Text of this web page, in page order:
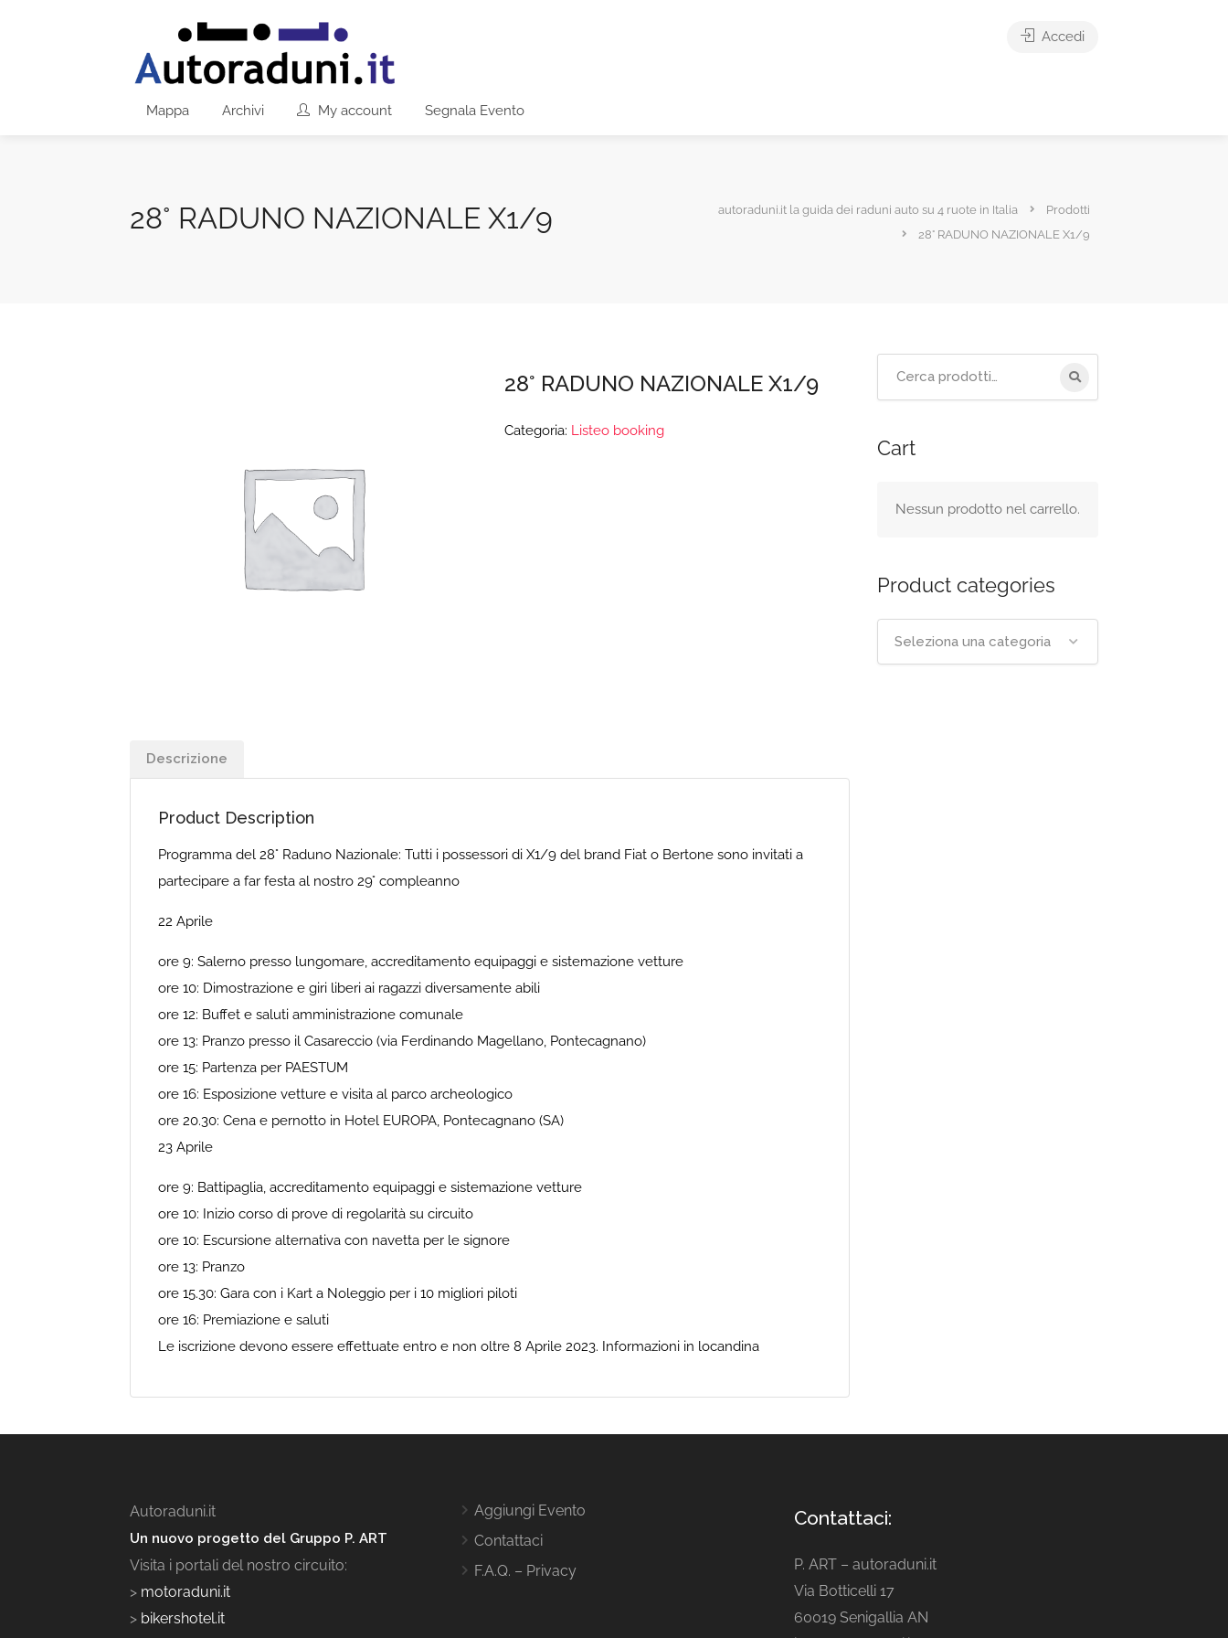
Mappa Archivi My account Segnala Evento
Accedi
28° RADUNO NAZIONALE X1/9 autoraduni.it la guida dei raduni auto su 4 ruote in Italia
Prodotti
28° RADUNO NAZIONALE X1/9
28° RADUNO NAZIONALE X1/9
Categoria: Listeo booking
Descrizione
Product Description
Programma del 28° Raduno Nazionale: Tutti i possessori di X1/9 del brand Fiat o Bertone sono invitati a
partecipare a far festa al nostro 29° compleanno
22 Aprile
ore 9: Salerno presso lungomare, accreditamento equipaggi e sistemazione vetture
ore 10: Dimostrazione e giri liberi ai ragazzi diversamente abili
ore 12: Buffet e saluti amministrazione comunale
ore 13: Pranzo presso il Casareccio (via Ferdinando Magellano, Pontecagnano)
ore 15: Partenza per PAESTUM
ore 16: Esposizione vetture e visita al parco archeologico
ore 20.30: Cena e pernotto in Hotel EUROPA, Pontecagnano (SA)
23 Aprile
ore 9: Battipaglia, accreditamento equipaggi e sistemazione vetture
ore 10: Inizio corso di prove di regolarità su circuito
ore 10: Escursione alternativa con navetta per le signore
ore 13: Pranzo
ore 15.30: Gara con i Kart a Noleggio per i 10 migliori piloti
ore 16: Premiazione e saluti
Le iscrizione devono essere effettuate entro e non oltre 8 Aprile 2023. Informazioni in locandina
Cart
Nessun prodotto nel carrello.
Product categories
Seleziona una categoria
Autoraduni.it
Un nuovo progetto del Gruppo P. ART
Visita i portali del nostro circuito:
> motoraduni.it
> bikershotel.it
Aggiungi Evento
Contattaci
F.A.Q. – Privacy
Contattaci:
P. ART – autoraduni.it
Via Botticelli 17
60019 Senigallia AN